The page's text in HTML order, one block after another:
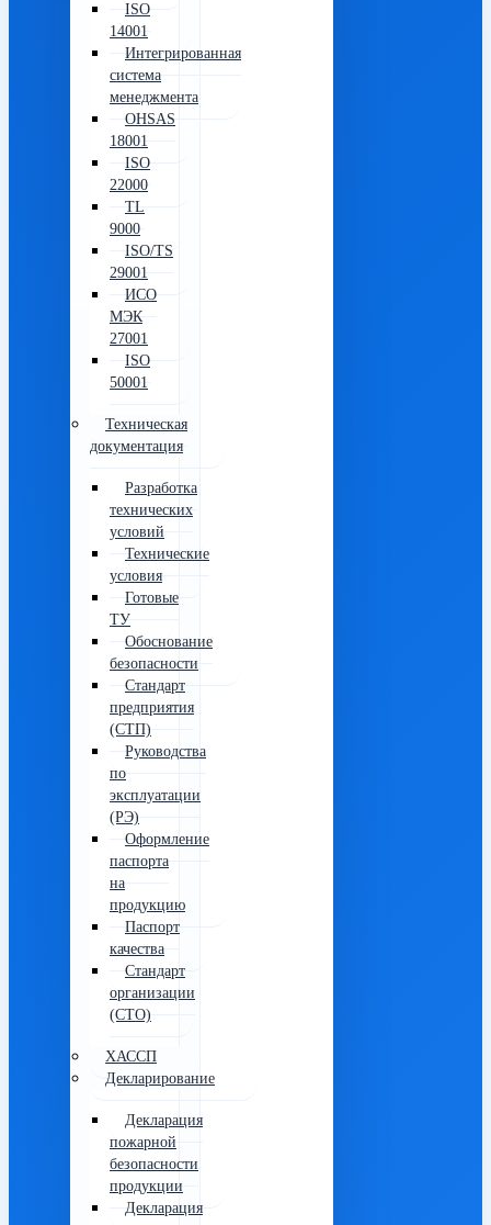
ISO
14001
Интегрированная
система
менеджмента
OHSAS
18001
ISO
22000
TL
9000
ISO/TS
29001
ИСО
МЭК
27001
ISO
50001
Техническая
документация
Разработка
технических
условий
Технические
условия
Готовые
ТУ
Обоснование
безопасности
Стандарт
предприятия
(СТП)
Руководства
по
эксплуатации
(РЭ)
Оформление
паспорта
на
продукцию
Паспорт
качества
Стандарт
организации
(СТО)
ХАССП
Декларирование
Декларация
пожарной
безопасности
продукции
Декларация